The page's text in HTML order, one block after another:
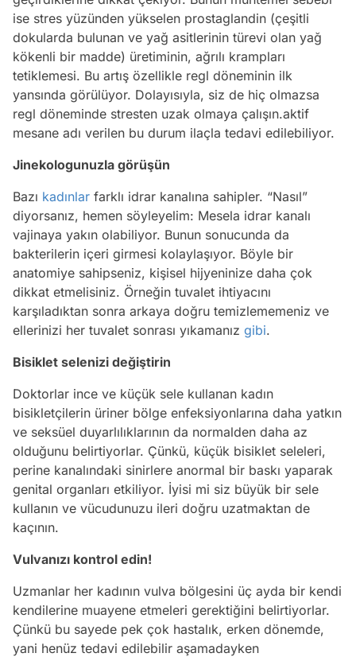
ise stres yüzünden yükselen prostaglandin (çeşitli
dokularda bulunan ve yağ asitlerinin türevi olan yağ
kökenli bir madde) üretiminin, ağrılı krampları
tetiklemesi. Bu artış özellikle regl döneminin ilk
yansında görülüyor. Dolayısıyla, siz de hiç olmazsa
regl döneminde stresten uzak olmaya çalışın.aktif
mesane adı verilen bu durum ilaçla tedavi edilebiliyor.
Jinekologunuzla görüşün
Bazı kadınlar farklı idrar kanalına sahipler. “Nasıl”
diyorsanız, hemen söyleyelim: Mesela idrar kanalı
vajinaya yakın olabiliyor. Bunun sonucunda da
bakterilerin içeri girmesi kolaylaşıyor. Böyle bir
anatomiye sahipseniz, kişisel hijyeninize daha çok
dikkat etmelisiniz. Örneğin tuvalet ihtiyacını
karşıladıktan sonra arkaya doğru temizlememeniz ve
ellerinizi her tuvalet sonrası yıkamanız gibi.
Bisiklet selenizi değiştirin
Doktorlar ince ve küçük sele kullanan kadın
bisikletçilerin üriner bölge enfeksiyonlarına daha yatkın
ve seksüel duyarlılıklarının da normalden daha az
olduğunu belirtiyorlar. Çünkü, küçük bisiklet seleleri,
perine kanalındaki sinirlere anormal bir baskı yaparak
genital organları etkiliyor. İyisi mi siz büyük bir sele
kullanın ve vücudunuzu ileri doğru uzatmaktan de
kaçının.
Vulvanızı kontrol edin!
Uzmanlar her kadının vulva bölgesini üç ayda bir kendi
kendilerine muayene etmeleri gerektiğini belirtiyorlar.
Çünkü bu sayede pek çok hastalık, erken dönemde,
yani henüz tedavi edilebilir aşamadayken